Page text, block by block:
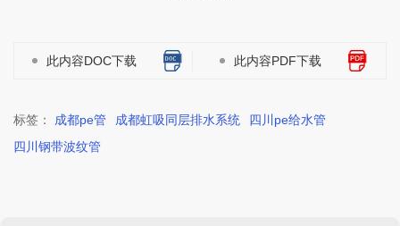
此内容DOC下载 此内容PDF下载
标签： 成都pe管 成都虹吸同层排水系统
四川pe给水管
四川钢带波纹管